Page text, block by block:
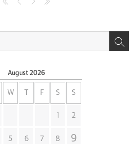
August 2026
W F S S
1 2
5 6 7 8 9